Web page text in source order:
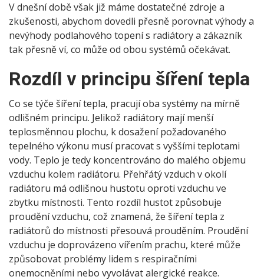
V dnešní době však již máme dostatečné zdroje a
zkušenosti, abychom dovedli přesně porovnat výhody a
nevýhody podlahového topení s radiátory a zákazník
tak přesně ví, co může od obou systémů očekávat.
Rozdíl v principu šíření tepla
Co se týče šíření tepla, pracují oba systémy na mírně
odlišném principu. Jelikož radiátory mají menší
teplosměnnou plochu, k dosažení požadovaného
tepelného výkonu musí pracovat s vyššími teplotami
vody. Teplo je tedy koncentrováno do malého objemu
vzduchu kolem radiátoru. Přehřátý vzduch v okolí
radiátoru má odlišnou hustotu oproti vzduchu ve
zbytku místnosti. Tento rozdíl hustot způsobuje
proudění vzduchu, což znamená, že šíření tepla z
radiátorů do místnosti přesouvá prouděním. Proudění
vzduchu je doprovázeno vířením prachu, které může
způsobovat problémy lidem s respiračními
onemocněními nebo vyvolávat alergické reakce.